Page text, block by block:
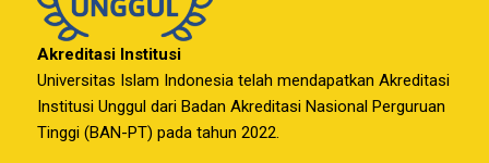
Akreditasi Institusi
Universitas Islam Indonesia telah mendapatkan Akreditasi
Institusi Unggul dari Badan Akreditasi Nasional Perguruan
Tinggi (BAN-PT) pada tahun 2022.